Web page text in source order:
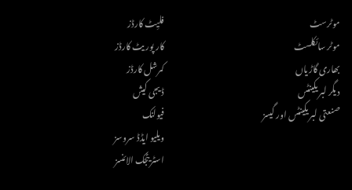
موٹرسٹ
موٹر سائکلسٹ
بھاری گاڑیاں
دیگر لبریکینٹس
صنعتی لبریکینٹس اور گیسز
فلیِٹ کارڈز
کارپوریٹ کارڈز
کمرشل کارڈز
ڈیجی کیش
فیولنک
ویلیو ایڈڈ سروسز
اسٹریٹجک الائنسز